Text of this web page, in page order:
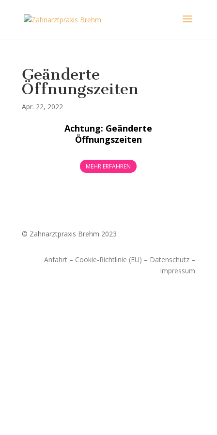
Geänderte
Öffnungszeiten
Apr. 22, 2022
Achtung: Geänderte
Öffnungszeiten
MEHR ERFAHREN
© Zahnarztpraxis Brehm 2023
Anfahrt – Cookie-Richtlinie (EU) – Datenschutz –
Impressum